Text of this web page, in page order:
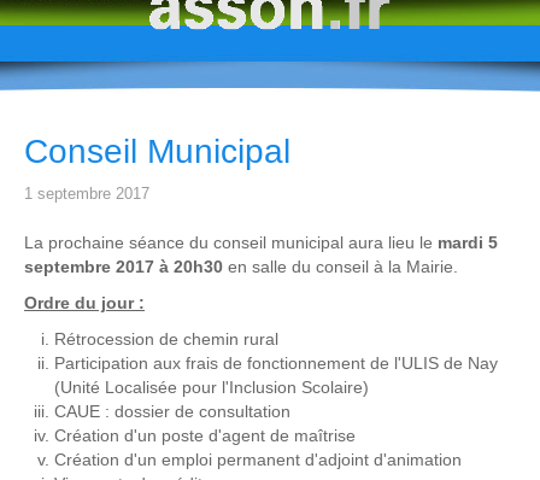
Conseil Municipal
1 septembre 2017
La prochaine séance du conseil municipal aura lieu le mardi 5
septembre 2017 à 20h30 en salle du conseil à la Mairie.
Ordre du jour :
Rétrocession de chemin rural
Participation aux frais de fonctionnement de l'ULIS de Nay
(Unité Localisée pour l'Inclusion Scolaire)
CAUE : dossier de consultation
Création d'un poste d'agent de maîtrise
Création d'un emploi permanent d'adjoint d'animation